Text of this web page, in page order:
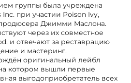
группы была учреждена
при участии Poison Ivy,
Джимми Маслона.
через их совместное
и отвечают за реставрацию
и мастеринг.
оригинальный лейбл
котором вышли первые
выгодоприобретатель всех